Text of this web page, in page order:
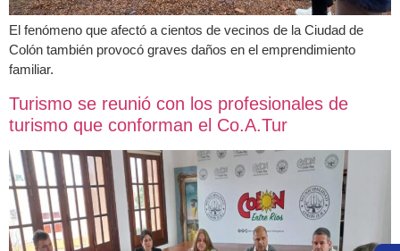
El fenómeno que afectó a cientos de vecinos de la Ciudad de
Colón también provocó graves daños en el emprendimiento
familiar.
Turismo se reunió con los profesionales de
turismo que conforman el Co.A.Tur